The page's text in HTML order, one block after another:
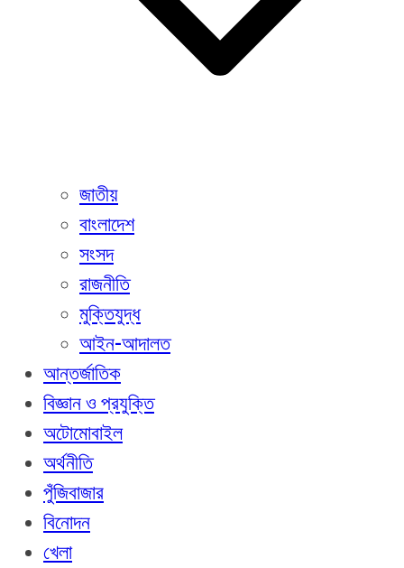
জাতীয়
বাংলাদেশ
সংসদ
রাজনীতি
মুক্তিযুদ্ধ
আইন-আদালত
আন্তর্জাতিক
বিজ্ঞান ও প্রযুক্তি
অটোমোবাইল
অর্থনীতি
পুঁজিবাজার
বিনোদন
খেলা